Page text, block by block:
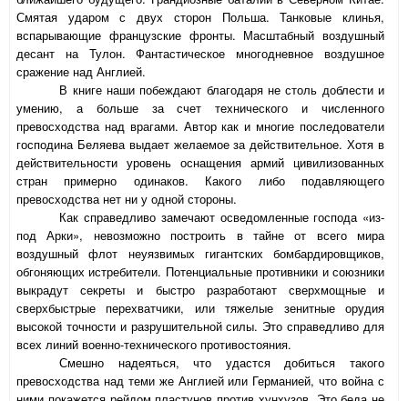
Смятая ударом с двух сторон Польша. Танковые клинья,
вспарывающие французские фронты. Масштабный воздушный
десант на Тулон. Фантастическое многодневное воздушное
сражение над Англией.
В книге наши побеждают благодаря не столь доблести и
умению, а больше за счет технического и численного
превосходства над врагами. Автор как и многие последователи
господина Беляева выдает желаемое за действительное. Хотя в
действительности уровень оснащения армий цивилизованных
стран примерно одинаков. Какого либо подавляющего
превосходства нет ни у одной стороны.
Как справедливо замечают осведомленные господа «из-
под Арки», невозможно построить в тайне от всего мира
воздушный флот неуязвимых гигантских бомбардировщиков,
обгоняющих истребители. Потенциальные противники и союзники
выкрадут секреты и быстро разработают сверхмощные и
сверхбыстрые перехватчики, или тяжелые зенитные орудия
высокой точности и разрушительной силы. Это справедливо для
всех линий военно-технического противостояния.
Смешно надеяться, что удастся добиться такого
превосходства над теми же Англией или Германией, что война с